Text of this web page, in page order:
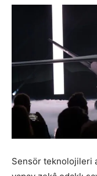
Sensör teknolojileri